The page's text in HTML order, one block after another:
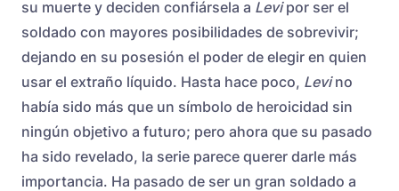
su muerte y deciden confiársela a Levipor ser el
soldado con mayores posibilidades de sobrevivir;
dejando en su posesión el poder de elegir en quien
usar el extraño líquido. Hasta hace poco, Levino
había sido más que un símbolo de heroicidad sin
ningún objetivo a futuro; pero ahora que su pasado
ha sido revelado, la serie parece querer darle más
importancia. Ha pasado de ser un gran soldado a